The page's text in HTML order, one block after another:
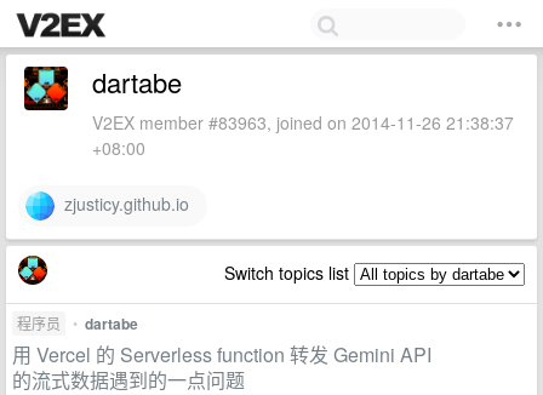
dartabe
V2EX member #83963, joined on 2014-11-26 21:38:37
+08:00
zjusticy.github.io
Switch topics list
程序员 • dartabe
用 Vercel 的 Serverless function 转发 Gemini API
的流式数据遇到的一点问题